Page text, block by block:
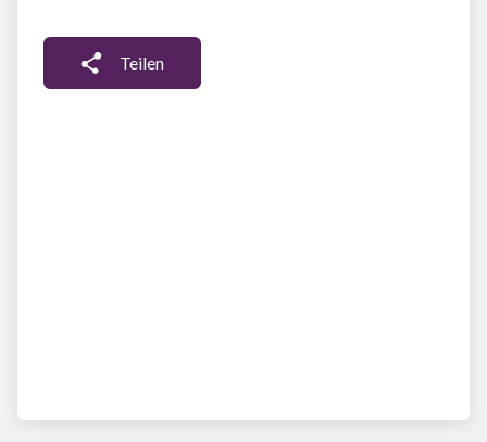
Teilen